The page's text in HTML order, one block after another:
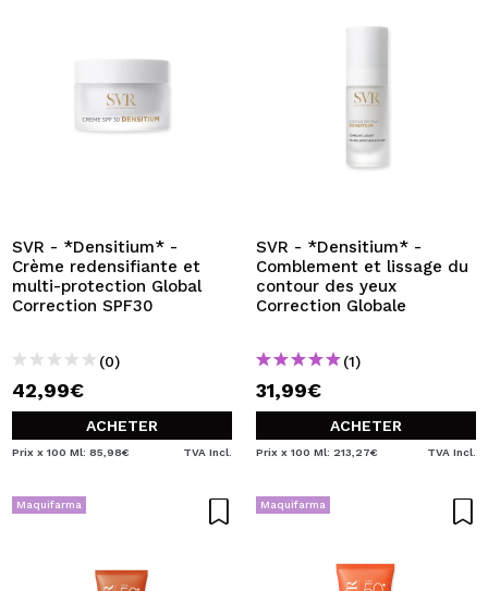
SVR - *Densitium* -
Crème redensifiante et
multi-protection Global
Correction SPF30
(0)
42,99€
ACHETER
Prix x 100 Ml: 85,98€ TVA Incl.
SVR - *Densitium* -
Comblement et lissage du
contour des yeux
Correction Globale
(1)
31,99€
ACHETER
Prix x 100 Ml: 213,27€ TVA Incl.
Maquifarma Maquifarma